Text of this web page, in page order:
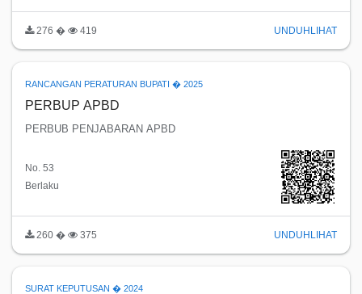
276 � 419 UNDUHLIHAT
RANCANGAN PERATURAN BUPATI � 2025
PERBUP APBD
PERBUB PENJABARAN APBD
No. 53
Berlaku
260 � 375 UNDUHLIHAT
SURAT KEPUTUSAN � 2024